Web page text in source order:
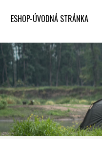
ESHOP-ÚVODNÁ STRÁNKA